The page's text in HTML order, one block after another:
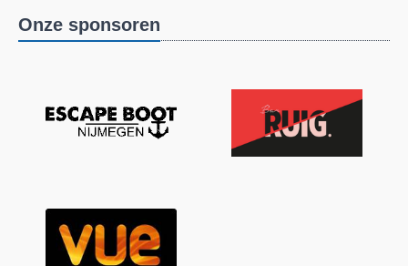
Onze sponsoren